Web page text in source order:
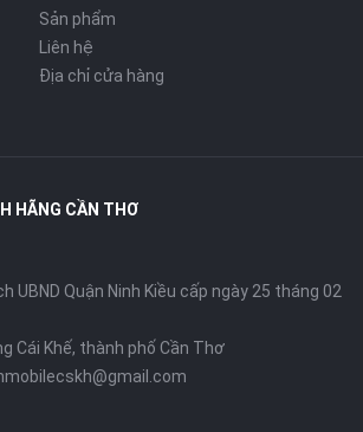
Sản phẩm
Liên hệ
Địa chỉ cửa hàng
HÃNG CẦN THƠ
UBND Quận Ninh Kiều cấp ngày 25 tháng 02
Cái Khế, thành phố Cần Thơ